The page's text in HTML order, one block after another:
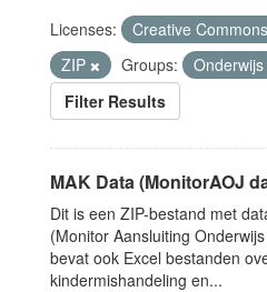
Licenses: Creative
ZIP
Groups:
Onderwijs
Filter Results
MAK Data (MonitorAOJ
Dit is een ZIP-bestand met
(Monitor Aansluiting
bevat ook Excel bestanden
kindermishandeling en...